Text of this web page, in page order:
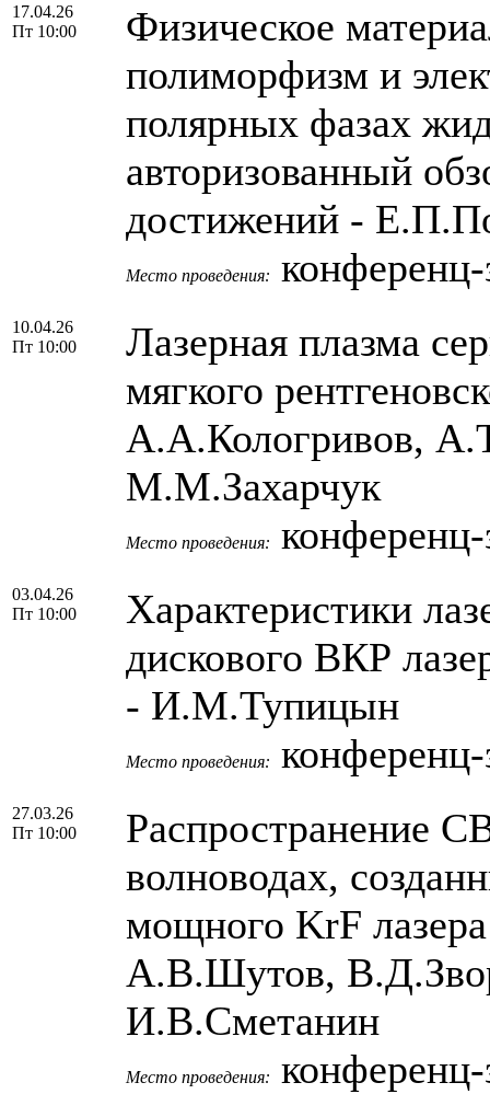
17.04.26
Пт 10:00
Физическое
полиморфизм и
полярных фазах
авторизованный
достижений -
Место проведения:
10.04.26
Пт 10:00
Лазерная плазма
мягкого
А.А.Кологривов,
М.М.Захарчук
Место проведения:
03.04.26
Пт 10:00
Характеристики
дискового ВКР
- И.М.Тупицын
Место проведения:
27.03.26
Пт 10:00
Распространение
волноводах,
мощного KrF
А.В.Шутов,
И.В.Сметанин
Место проведения: